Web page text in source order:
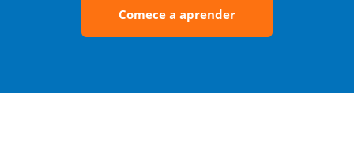
Comece a aprender